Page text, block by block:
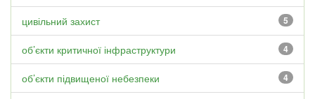
5
цивільний захист
4
об’єкти критичної інфраструктури
4
об’єкти підвищеної небезпеки